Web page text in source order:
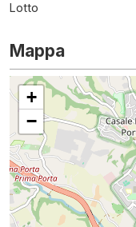
Lotto
Mappa
+
−